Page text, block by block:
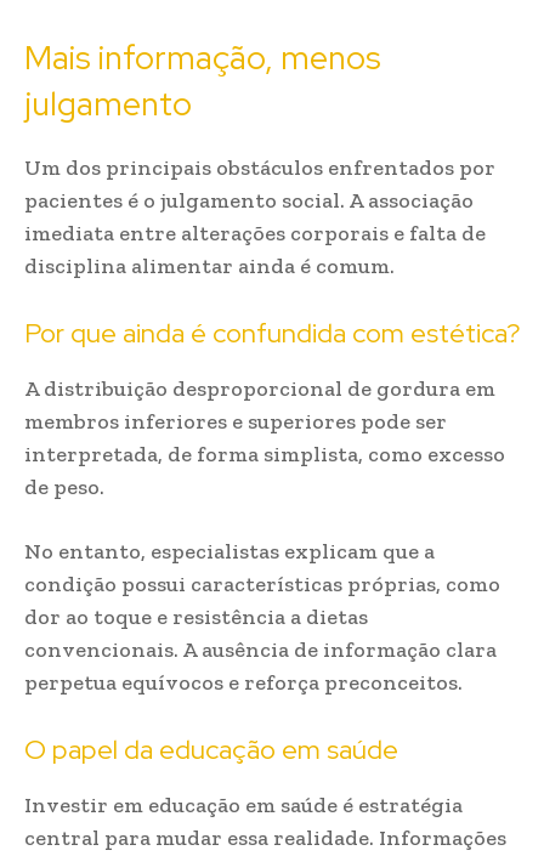
Mais informação, menos
julgamento
Um dos principais obstáculos enfrentados por
pacientes é o julgamento social. A associação
imediata entre alterações corporais e falta de
disciplina alimentar ainda é comum.
Por que ainda é confundida com estética?
A distribuição desproporcional de gordura em
membros inferiores e superiores pode ser
interpretada, de forma simplista, como excesso
de peso.
No entanto, especialistas explicam que a
condição possui características próprias, como
dor ao toque e resistência a dietas
convencionais. A ausência de informação clara
perpetua equívocos e reforça preconceitos.
O papel da educação em saúde
Investir em educação em saúde é estratégia
central para mudar essa realidade. Informações